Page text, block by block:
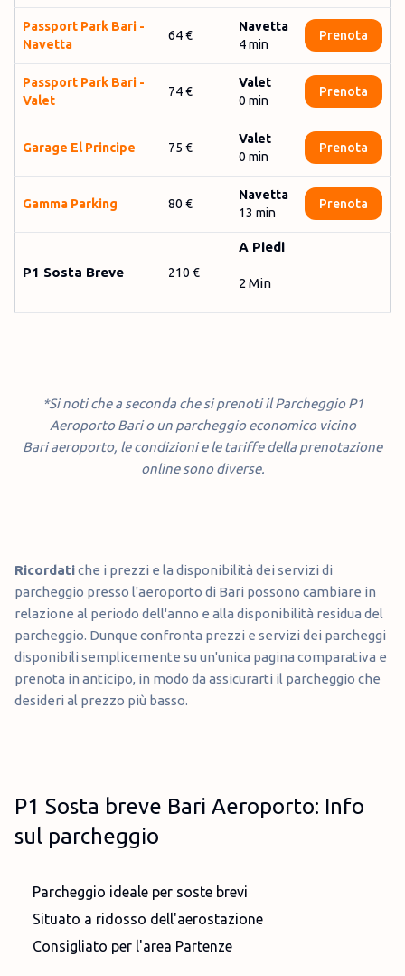
Pass­port Par­k Ba­ri -
Na­vet­ta
64 €
Navetta
4min
Prenota
Passport Park Bari -
Valet
74 €
Valet
0 min
Prenota
Garage El Principe 75 €
Valet
0 min
Prenota
Gamma Parking 80 €
Navetta
13 min
Prenota
P1 Sosta Breve 210 €
A Piedi
2 Min
*Si noti che a seconda che si prenoti il Parcheggio P1
Aeroporto Bari o un parcheggio economico vicino
Bari aeroporto, le condizioni e le tariffe della prenotazione
online sono diverse.
Ricordatiche i prezzi e la disponibilità dei servizi di
parcheggio presso l'aeroporto di Bari possono cambiare in
relazione al periodo dell'anno e alla disponibilità residua del
parcheggio. Dunque confronta prezzi e servizi dei parcheggi
disponibili semplicemente su un'unica pagina comparativa e
prenota in anticipo, in modo da assicurarti il parcheggio che
desideri al prezzo più basso.
P1 Sosta breve Bari Aeroporto: Info
sul parcheggio
Parcheggio ideale per soste brevi
Situato a ridosso dell'aerostazione
Consigliato per l'area Partenze